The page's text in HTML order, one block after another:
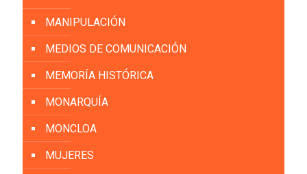
MANIPULACIÓN
MEDIOS DE COMUNICACIÓN
MEMORÍA HISTÓRICA
MONARQUÍA
MONCLOA
MUJERES